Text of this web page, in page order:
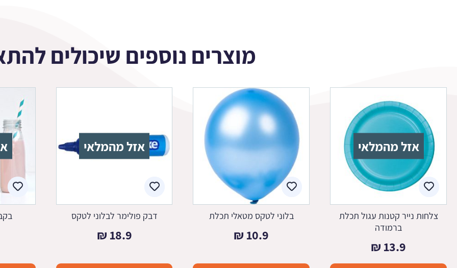
מוצרים נוספים שיכולים
אזל מהמלאי
צלחות נייר קטנות עגול תכלת
ברמודה
13.9
₪
בלוני לטקס מטאלי תכלת
10.9
₪
אזל מהמלאי
דבק פולימר לבלוני לטקס
18.9
₪